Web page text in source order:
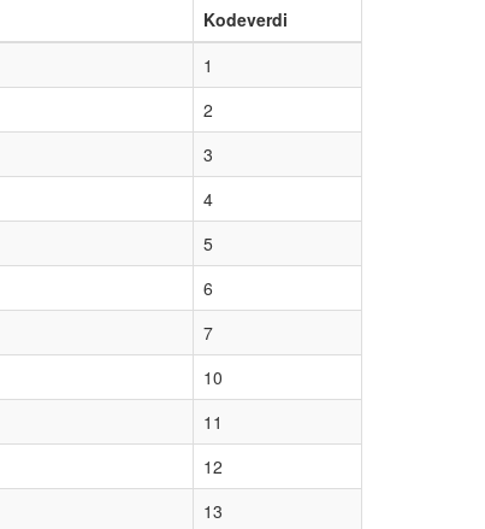
Kodeverdi
1
2
3
4
5
6
7
10
11
12
13